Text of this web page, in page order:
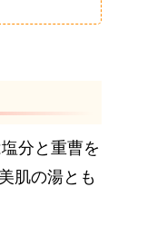
分と重曹を
肌の湯とも